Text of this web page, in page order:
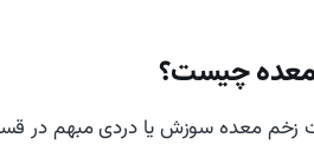
معده چیست؟
زخم معده سوزش یا دردی مبهم در